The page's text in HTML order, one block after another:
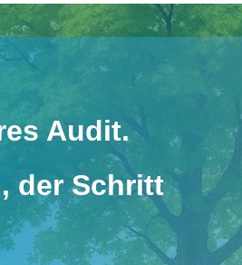
Audit.
der Schritt